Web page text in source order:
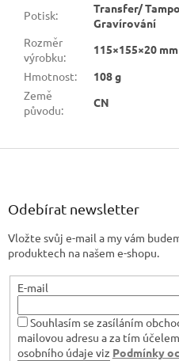
Potisk:
Transfer/
Gravírování
Rozměr
výrobku:
115×155×20 mm
Hmotnost:
108 g
Země
původu:
CN
Z
Odebírat newsletter
Vložte svůj e-mail a my vám
produktech na našem e-shopu.
E-mail
Souhlasím se zasíláním
mailovou adresu a za tím
osobního údaje viz Podmínky